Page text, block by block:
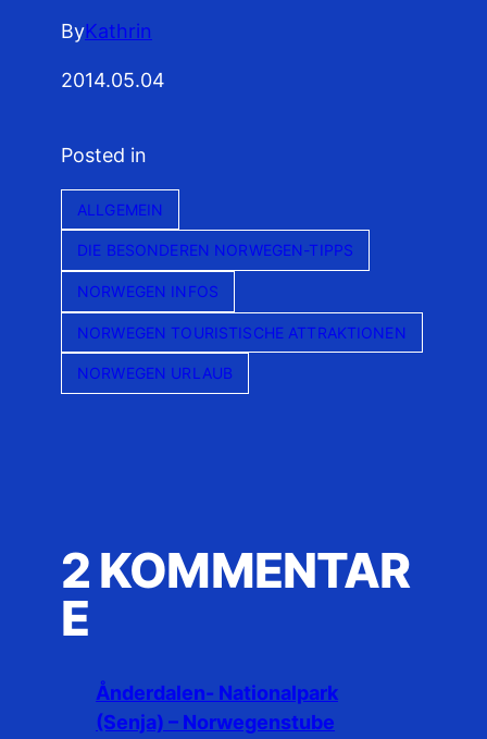
ByKathrin
2014.05.04
Posted in
ALLGEMEIN
DIE BESONDEREN NORWEGEN-TIPPS
NORWEGEN INFOS
NORWEGEN TOURISTISCHE ATTRAKTIONEN
NORWEGEN URLAUB
2 KOMMENTAR
E
Ånderdalen- Nationalpark
(Senja) – Norwegenstube